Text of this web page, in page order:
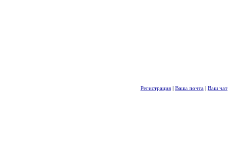
Регистрация | Ваша почта | Ваш чат